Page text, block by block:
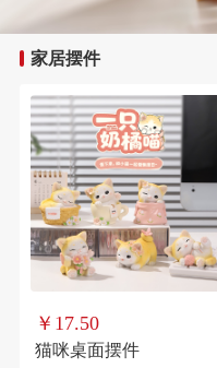
家居摆件
￥17.50
猫咪桌面摆件